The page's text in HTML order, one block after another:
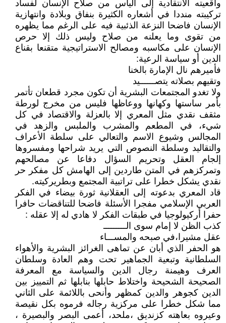
واقعيته الانتقادية إلى اليأس من صلاح الإنسان لفساد
تركيبته منددا في أشعاره الكثيرة بنفاق وبلادة وانتهازية
الإنسان فاضحا النزعة الذئبية فيه على الرغم مما يظهره
من تقوى وما يعلنه من صلاح وليس ذلك إلا حرص
الإنسان على مكاسبه ومصالح الاستراتيجية متقنعا بقناع
الدين أو سياسة الرعية:
فأميرهم نال الإمارة بالخنا
وتقيهم بصلاته يتصــــــيد
ولا تغدو المجتمعات البشرية أن تكون مجرد قطعان تأتمر
بأمر ساستها وكهانها ووعاظها فليس من مخرج لورطة
مثقف نقدي مثل المعري إلا بالعزلة والاقتصاد في كل
شيء، في المطعم والمشرب والملبس والزهد في
المجالس وشيوع الاسم والتعالي على سلطة الأعراف
والتقاليد وسلطة النصوص التي يريد شراحها ومفسروها
إلجام العقل وتحريم السؤال دفاعا عن مصالحهم
وتمركزهم في المتن طاردين إلى الهامش كل مفكر حر
نقدي يشكل خطرا على تراتبية المجتمع وبطريركيته.
قاد المعري بدعوته إلى العقلانية ثورة بيضاء في الفكر
العربي الإسلامي مفجرا الأسئلة فاضحا للتناقضات حافرا
حفرا أركيولوجيا في طبقات الفكر لا هادي له إلا عقله :
كذب الظن لا إمام سوى الـــــــــ
عقل مشيرا،في صبحه والمســـاء
هو الحفر الذي أبان عن تماهى الغرائز البشرية والأهواء
السلطانية وتبعية الجماهير تحت وهم العادة وسلطان
العرف وهيمنة رجال الدين والسياسة مع المعرفة
الصحيحة الشحيحة واختلاط حابلها بنابلها ثم التمييز بين
الدين كجوهر والدين كمظهر وأنحى باللائمة على الثاني
مما شكل خطرا على مركزية رجاله فرموه بكل نقيصة
وعيروه بعاهته كزنديق ،ملحد، أعمى البصر والبصيرة ،